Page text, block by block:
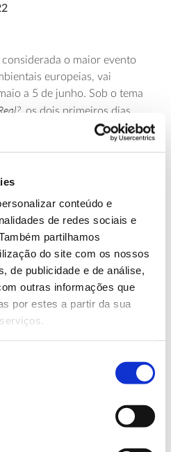
conteúdo e
de redes sociais e
partilhamos
do site com os nossos
de publicidade e de análise,
outras informações que
por estes a partir da sua
considerada o maior evento
europeias, vai
a 5 de junho. Sob o tema
, os dois primeiros dias
e conferências oficiais onde
promovidos por
evento
espécies em risco:
em acácia-das-espigas: